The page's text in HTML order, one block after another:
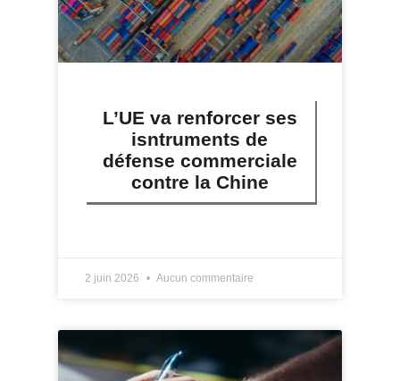
L’UE va renforcer ses
isntruments de
défense commerciale
contre la Chine
2 juin 2026 Aucun commentaire